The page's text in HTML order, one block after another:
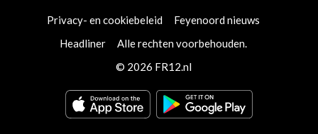
Privacy- en cookiebeleid
Feyenoord nieuws
Headliner
Alle rechten voorbehouden.
© 2026 FR12.nl